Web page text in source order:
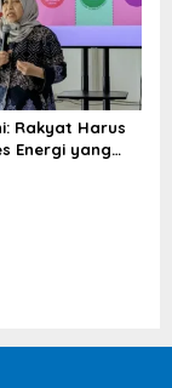
Rakyat Harus
Energi yang